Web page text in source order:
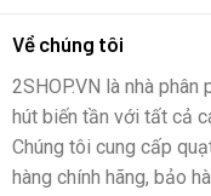
Về chúng tôi
2SHOP.VN là nhà
hút biến tần với tất cả
Chúng tôi cung cấp
hàng chính hãng, bảo